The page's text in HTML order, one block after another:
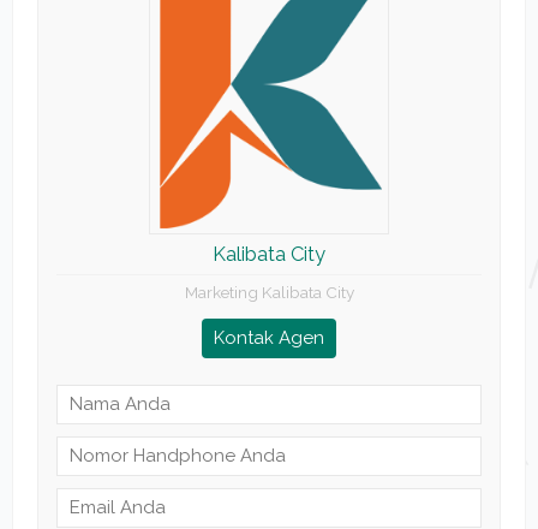
Kalibata City
Marketing Kalibata City
Kontak Agen